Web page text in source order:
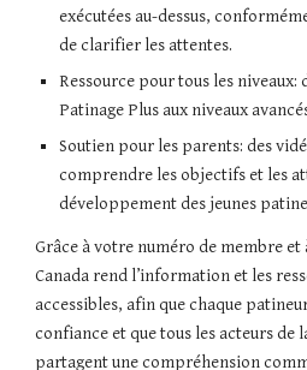
exécutées au-dessus,
de clarifier les attentes.
Ressource pour tous les
Patinage Plus aux niveaux
Soutien pour les parents: des
comprendre les objectifs et les
développement des jeunes
Grâce à votre numéro de membre
Canada rend l’information et les
accessibles, afin que chaque
confiance et que tous les acteurs de
partagent une compréhension